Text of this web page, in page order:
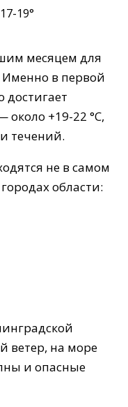
19°
месяцем для
в первой
+19-22 °C,
течений.
не в самом
области:
ветер, на море
и опасные